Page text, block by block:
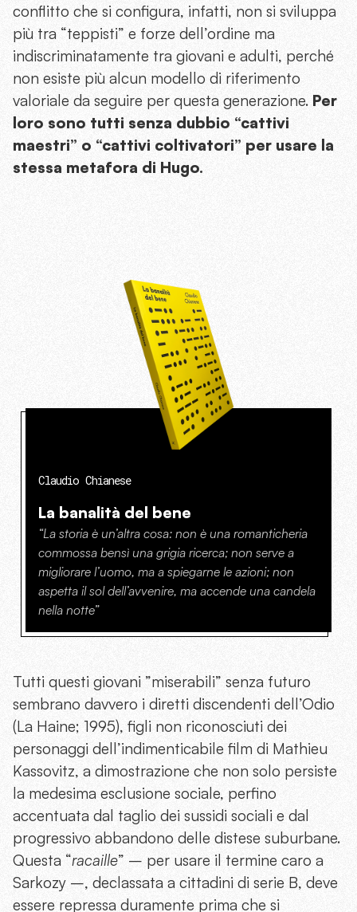
conflitto che si configura, infatti, non si sviluppa
più tra “teppisti” e forze dell’ordine ma
indiscriminatamente tra giovani e adulti, perché
non esiste più alcun modello di riferimento
valoriale da seguire per questa generazione. Per
loro sono tutti senza dubbio “cattivi
maestri” o “cattivi coltivatori” per usare la
stessa metafora di Hugo.
Claudio Chianese
La banalità del bene
“La storia è un’altra cosa: non è una romanticheria
commossa bensì una grigia ricerca; non serve a
migliorare l’uomo, ma a spiegarne le azioni; non
aspetta il sol dell’avvenire, ma accende una candela
nella notte”
Tutti questi giovani ”miserabili” senza futuro
sembrano davvero i diretti discendenti dell’Odio
(La Haine; 1995), figli non riconosciuti dei
personaggi dell’indimenticabile film di Mathieu
Kassovitz, a dimostrazione che non solo persiste
la medesima esclusione sociale, perfino
accentuata dal taglio dei sussidi sociali e dal
progressivo abbandono delle distese suburbane.
Questa “racaille” – per usare il termine caro a
Sarkozy –, declassata a cittadini di serie B, deve
essere repressa duramente prima che si